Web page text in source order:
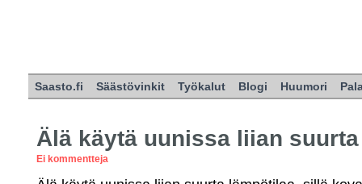
Saasto.fi Säästövinkit Työkalut Blogi Huumori
Älä käytä uunissa liian
Ei kommentteja